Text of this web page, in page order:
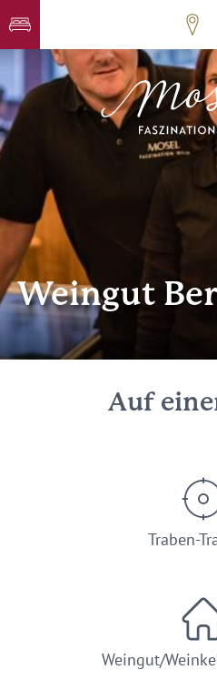
Weingut
Auf
Traben-
Weingut/